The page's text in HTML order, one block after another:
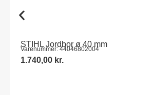
STIHL Jordbor ø 40 mm
Varenummer: 44046802004
1.740,00 kr.